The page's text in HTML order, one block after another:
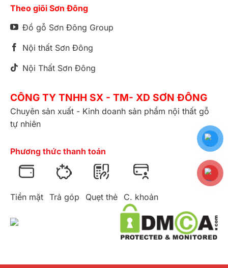
Theo giõi Sơn Đông
Đồ gỗ Sơn Đông Group
Nội thất Sơn Đông
Nội Thất Sơn Đông
CÔNG TY TNHH SX - TM- XD SƠN ĐÔNG
Chuyên sản xuất - Kinh doanh sản phẩm nội thất gỗ
tự nhiên
Phương thức thanh toán
Tiền mặt Trả góp Quẹt thẻ C. khoản